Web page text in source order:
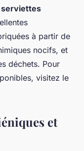
serviettes
à partir de
nocifs, et
déchets. Pour
visitez le
et